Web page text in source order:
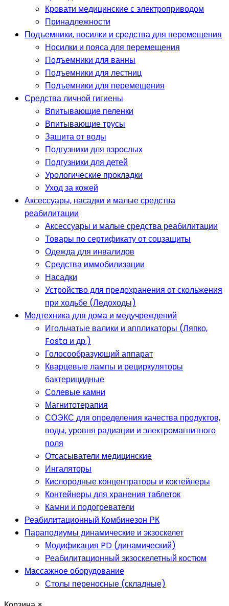
Кровати медицинские с электроприводом
Принадлежности
Подъемники, носилки и средства для перемещения
Носилки и пояса для перемещения
Подъемники для ванны
Подъемники для лестниц
Подъемники для перемещения
Средства личной гигиены
Впитывающие пеленки
Впитывающие трусы
Защита от воды
Подгузники для взрослых
Подгузники для детей
Урологические прокладки
Уход за кожей
Аксессуары, насадки и малые средства
реабилитации
Аксессуары и малые средства реабилитации
Товары по сертификату от соцзащиты
Одежда для инвалидов
Средства иммобилизации
Насадки
Устройство для предохранения от скольжения
при ходьбе (Ледоходы)
Медтехника для дома и медучреждений
Игольчатые валики и аппликаторы (Ляпко,
Fosta и др.)
Голосообразующий аппарат
Кварцевые лампы и рециркуляторы
бактерицидные
Солевые камни
Магнитотерапия
СОЭКС для определения качества продуктов,
воды, уровня радиации и электромагнитного
поля
Отсасыватели медицинские
Ингаляторы
Кислородные концентраторы и коктейлеры
Контейнеры для хранения таблеток
Камни и подогреватели
Реабилитационный Комбинезон РК
Параподиумы динамические и экзоскелет
Модификация PD (динамический)
Реабилитационный экзоскелетный костюм
Массажное оборудование
Столы переносные (складные)